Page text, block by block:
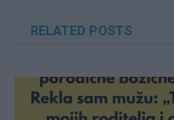
RELATED POSTS